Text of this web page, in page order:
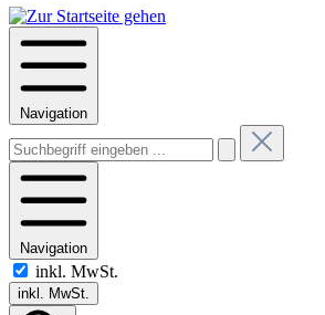
Navigation
Navigation
inkl. MwSt.
inkl. MwSt.